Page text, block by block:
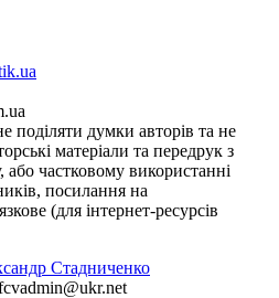
поділяти думки авторів та не
матеріали та передрук з
частковому використанні
посилання на
(для інтернет-ресурсів
Стадниченко